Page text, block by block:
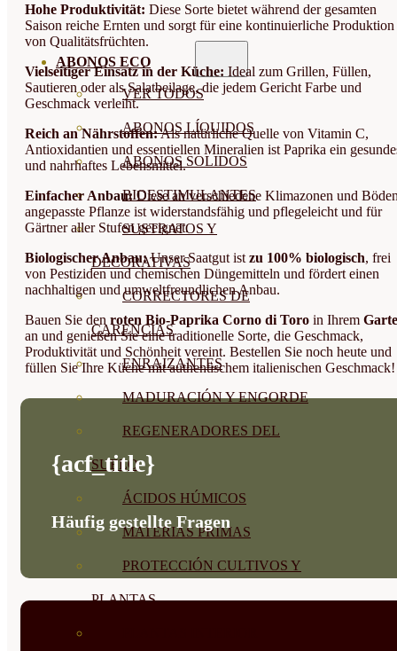
ABONOS ECO
VER TODOS
ABONOS LÍQUIDOS
ABONOS SOLIDOS
BIOESTIMULANTES
SUSTRATOS Y
DECORATIVAS
CORRECTORES DE
CARENCIAS
ENRAIZANTES
MADURACIÓN Y ENGORDE
REGENERADORES DEL
SUELO
ÁCIDOS HÚMICOS
MATERIAS PRIMAS
PROTECCIÓN CULTIVOS Y
PLANTAS
Hohe Produktivität: Diese Sorte bietet während der gesamten
Saison reiche Ernten und sorgt für eine kontinuierliche Produktion
von Qualitätsfrüchten.
Vielseitiger Einsatz in der Küche: Ideal zum Grillen, Füllen,
Sautieren oder als Salatbeilage, die jedem Gericht Farbe und
Geschmack verleiht.
Reich an Nährstoffen:Als natürliche Quelle von Vitamin C,
Antioxidantien und essentiellen Mineralien ist Paprika ein
und nahrhaftes Lebensmittel.
Einfacher Anbau:Diese an verschiedene Klimazonen und
angepasste Pflanze ist widerstandsfähig und pflegeleicht und für
Gärtner aller Stufen geeignet.
Biologischer Anbau:Unser Saatgut ist zu 100% biologisch, frei
von Pestiziden und chemischen Düngemitteln und fördert einen
nachhaltigen und umweltfreundlichen Anbau.
Bauen Sie den roten Bio-Paprika Corno di Toro in Ihrem
an und genießen Sie eine traditionelle Sorte, die Geschmack,
Produktivität und Schönheit vereint. Bestellen Sie noch heute und
füllen Sie Ihre Küche mit authentischem italienischen Geschmack!
{acf_title}
Häufig gestellte Fragen